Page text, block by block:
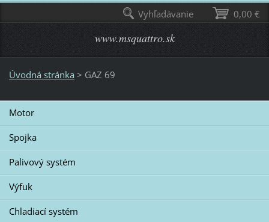
www.msquattro.sk
Úvodná stránka > GAZ 69
Motor
Spojka
Palivový systém
Výfuk
Chladiací systém
0,00 €
Vyhľadávanie